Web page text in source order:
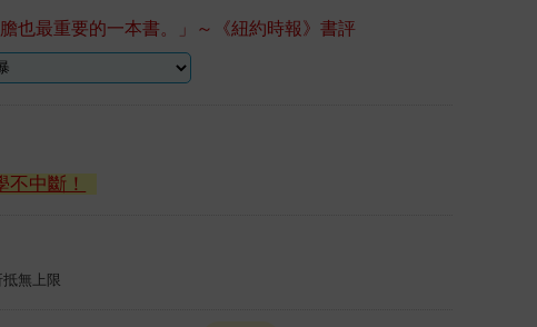
也最重要的一本書。」～《紐約時報》書評
中斷！
抵無上限